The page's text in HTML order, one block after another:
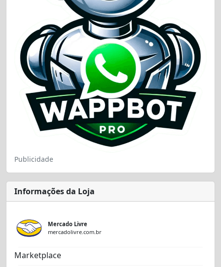
Publicidade
Informações da Loja
Mercado Livre
mercadolivre.com.br
Marketplace